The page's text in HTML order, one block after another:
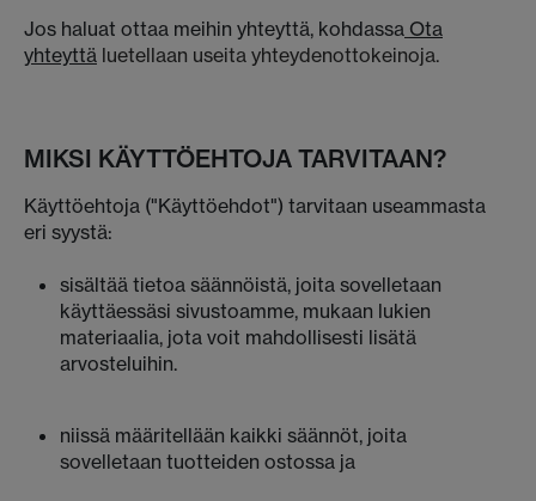
Jos haluat ottaa meihin yhteyttä, kohdassa Ota
yhteyttä luetellaan useita yhteydenottokeinoja.
MIKSI KÄYTTÖEHTOJA TARVITAAN?
Käyttöehtoja ("Käyttöehdot") tarvitaan useammasta
eri syystä:
sisältää tietoa säännöistä, joita sovelletaan
käyttäessäsi sivustoamme, mukaan lukien
materiaalia, jota voit mahdollisesti lisätä
arvosteluihin.
niissä määritellään kaikki säännöt, joita
sovelletaan tuotteiden ostossa ja